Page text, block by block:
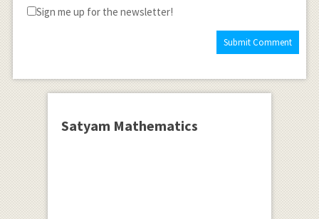
Sign me up for the newsletter!
Satyam Mathematics